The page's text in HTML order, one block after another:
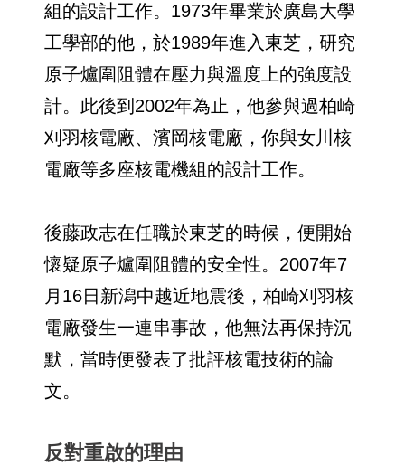
組的設計工作。1973年畢業於廣島大學
工學部的他，於1989年進入東芝，研究
原子爐圍阻體在壓力與溫度上的強度設
計。此後到2002年為止，他參與過柏崎
刈羽核電廠、濱岡核電廠，你與女川核
電廠等多座核電機組的設計工作。
後藤政志在任職於東芝的時候，便開始
懷疑原子爐圍阻體的安全性。2007年7
月16日新潟中越近地震後，柏崎刈羽核
電廠發生一連串事故，他無法再保持沉
默，當時便發表了批評核電技術的論
文。
反對重啟的理由